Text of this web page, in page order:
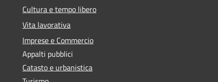
Cultura e tempo libero
Vita lavorativa
Imprese e Commercio
Appalti pubblici
Catasto e urbanistica